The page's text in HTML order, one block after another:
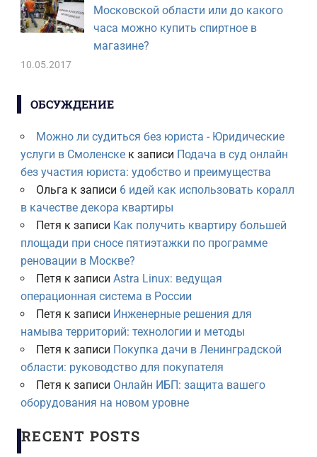
Московской области или до какого
часа можно купить спиртное в
магазине?
10.05.2017
ОБСУЖДЕНИЕ
Можно ли судиться без юриста - Юридические
услуги в Смоленскек записи Подача в суд онлайн
без участия юриста: удобство и преимущества
Ольга к записи 6 идей как использовать коралл
в качестве декора квартиры
Петя к записи Как получить квартиру большей
площади при сносе пятиэтажки по программе
реновации в Москве?
Петя к записи Astra Linux: ведущая
операционная система в России
Петя к записи Инженерные решения для
намыва территорий: технологии и методы
Петя к записи Покупка дачи в Ленинградской
области: руководство для покупателя
Петя к записи Онлайн ИБП: защита вашего
оборудования на новом уровне
RECENT POSTS